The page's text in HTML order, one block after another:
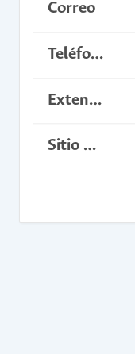
Correo
Teléfono
Extensión
Sitio web del curso